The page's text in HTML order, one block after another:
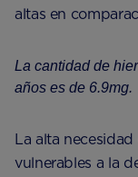
altas en
La cantidad de
años es de 6.9mg.
La alta
vulnerables a la